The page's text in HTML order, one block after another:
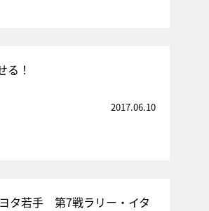
る！
2017.06.10
タ若手 第7戦ラリー・イタ